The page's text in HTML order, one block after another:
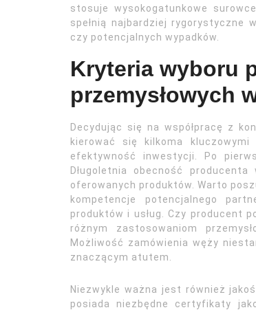
stosuje wysokogatunkowe
spełnią najbardziej rygorystyczne
czy potencjalnych wypadków.
Kryteria wyboru
przemysłowych
Decydując się na współpracę z
kierować się kilkoma
efektywność inwestycji. Po
Długoletnia obecność
oferowanych produktów. Warto
kompetencje potencjalnego
produktów i usług. Czy producent
różnym zastosowaniom
Możliwość zamówienia węży
znaczącym atutem.
Niezwykle ważna jest również
posiada niezbędne certyfikaty